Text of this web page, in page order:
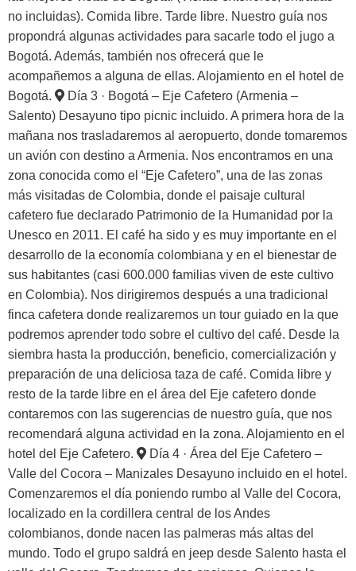
no incluidas). Comida libre. Tarde libre. Nuestro guía nos
propondrá algunas actividades para sacarle todo el jugo a
Bogotá. Además, también nos ofrecerá que le
acompañemos a alguna de ellas. Alojamiento en el hotel de
Bogotá.
Día 3 · Bogotá – Eje Cafetero (Armenia –
Salento) Desayuno tipo picnic incluido. A primera hora de la
mañana nos trasladaremos al aeropuerto, donde tomaremos
un avión con destino a Armenia. Nos encontramos en una
zona conocida como el “Eje Cafetero”, una de las zonas
más visitadas de Colombia, donde el paisaje cultural
cafetero fue declarado Patrimonio de la Humanidad por la
Unesco en 2011. El café ha sido y es muy importante en el
desarrollo de la economía colombiana y en el bienestar de
sus habitantes (casi 600.000 familias viven de este cultivo
en Colombia). Nos dirigiremos después a una tradicional
finca cafetera donde realizaremos un tour guiado en la que
podremos aprender todo sobre el cultivo del café. Desde la
siembra hasta la producción, beneficio, comercialización y
preparación de una deliciosa taza de café. Comida libre y
resto de la tarde libre en el área del Eje cafetero donde
contaremos con las sugerencias de nuestro guía, que nos
recomendará alguna actividad en la zona. Alojamiento en el
hotel del Eje Cafetero.
Día 4 · Área del Eje Cafetero –
Valle del Cocora – Manizales Desayuno incluido en el hotel.
Comenzaremos el día poniendo rumbo al Valle del Cocora,
localizado en la cordillera central de los Andes
colombianos, donde nacen las palmeras más altas del
mundo. Todo el grupo saldrá en jeep desde Salento hasta el